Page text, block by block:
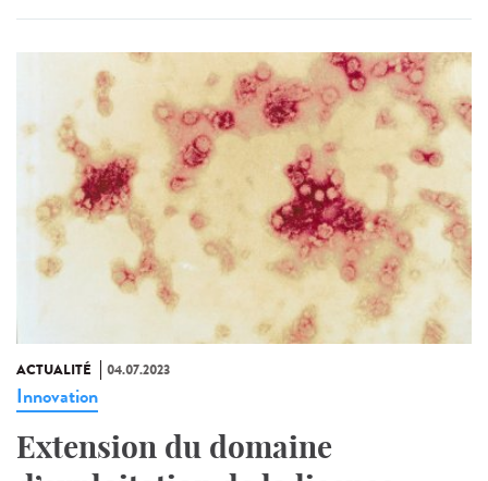
ACTUALITÉ 04.07.2023
Innovation
Extension du domaine